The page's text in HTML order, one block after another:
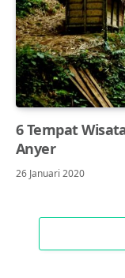
6 Tempat
Anyer
26 Januari 2020